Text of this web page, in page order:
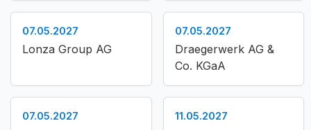
07.05.2027
Lonza Group AG
07.05.2027
Draegerwerk AG &
Co. KGaA
07.05.2027 11.05.2027